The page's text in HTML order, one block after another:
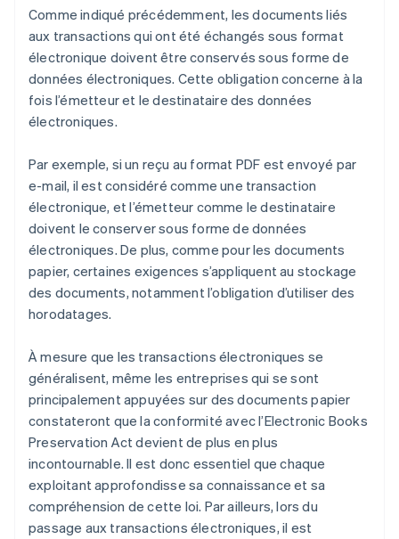
Comme indiqué précédemment, les documents liés
aux transactions qui ont été échangés sous format
électronique doivent être conservés sous forme de
données électroniques. Cette obligation concerne à la
fois l’émetteur et le destinataire des données
électroniques.
Par exemple, si un reçu au format PDF est envoyé par
e-mail, il est considéré comme une transaction
électronique, et l’émetteur comme le destinataire
doivent le conserver sous forme de données
électroniques. De plus, comme pour les documents
papier, certaines exigences s’appliquent au stockage
des documents, notamment l’obligation d’utiliser des
horodatages.
À mesure que les transactions électroniques se
généralisent, même les entreprises qui se sont
principalement appuyées sur des documents papier
constateront que la conformité avec l’Electronic Books
Preservation Act devient de plus en plus
incontournable. Il est donc essentiel que chaque
exploitant approfondisse sa connaissance et sa
compréhension de cette loi. Par ailleurs, lors du
passage aux transactions électroniques, il est